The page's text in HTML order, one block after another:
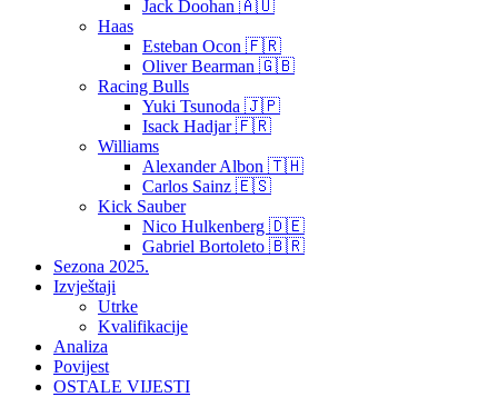
Jack Doohan 🇦🇺
Haas
Esteban Ocon 🇫🇷
Oliver Bearman 🇬🇧
Racing Bulls
Yuki Tsunoda 🇯🇵
Isack Hadjar 🇫🇷
Williams
Alexander Albon 🇹🇭
Carlos Sainz 🇪🇸
Kick Sauber
Nico Hulkenberg 🇩🇪
Gabriel Bortoleto 🇧🇷
Sezona 2025.
Izvještaji
Utrke
Kvalifikacije
Analiza
Povijest
OSTALE VIJESTI